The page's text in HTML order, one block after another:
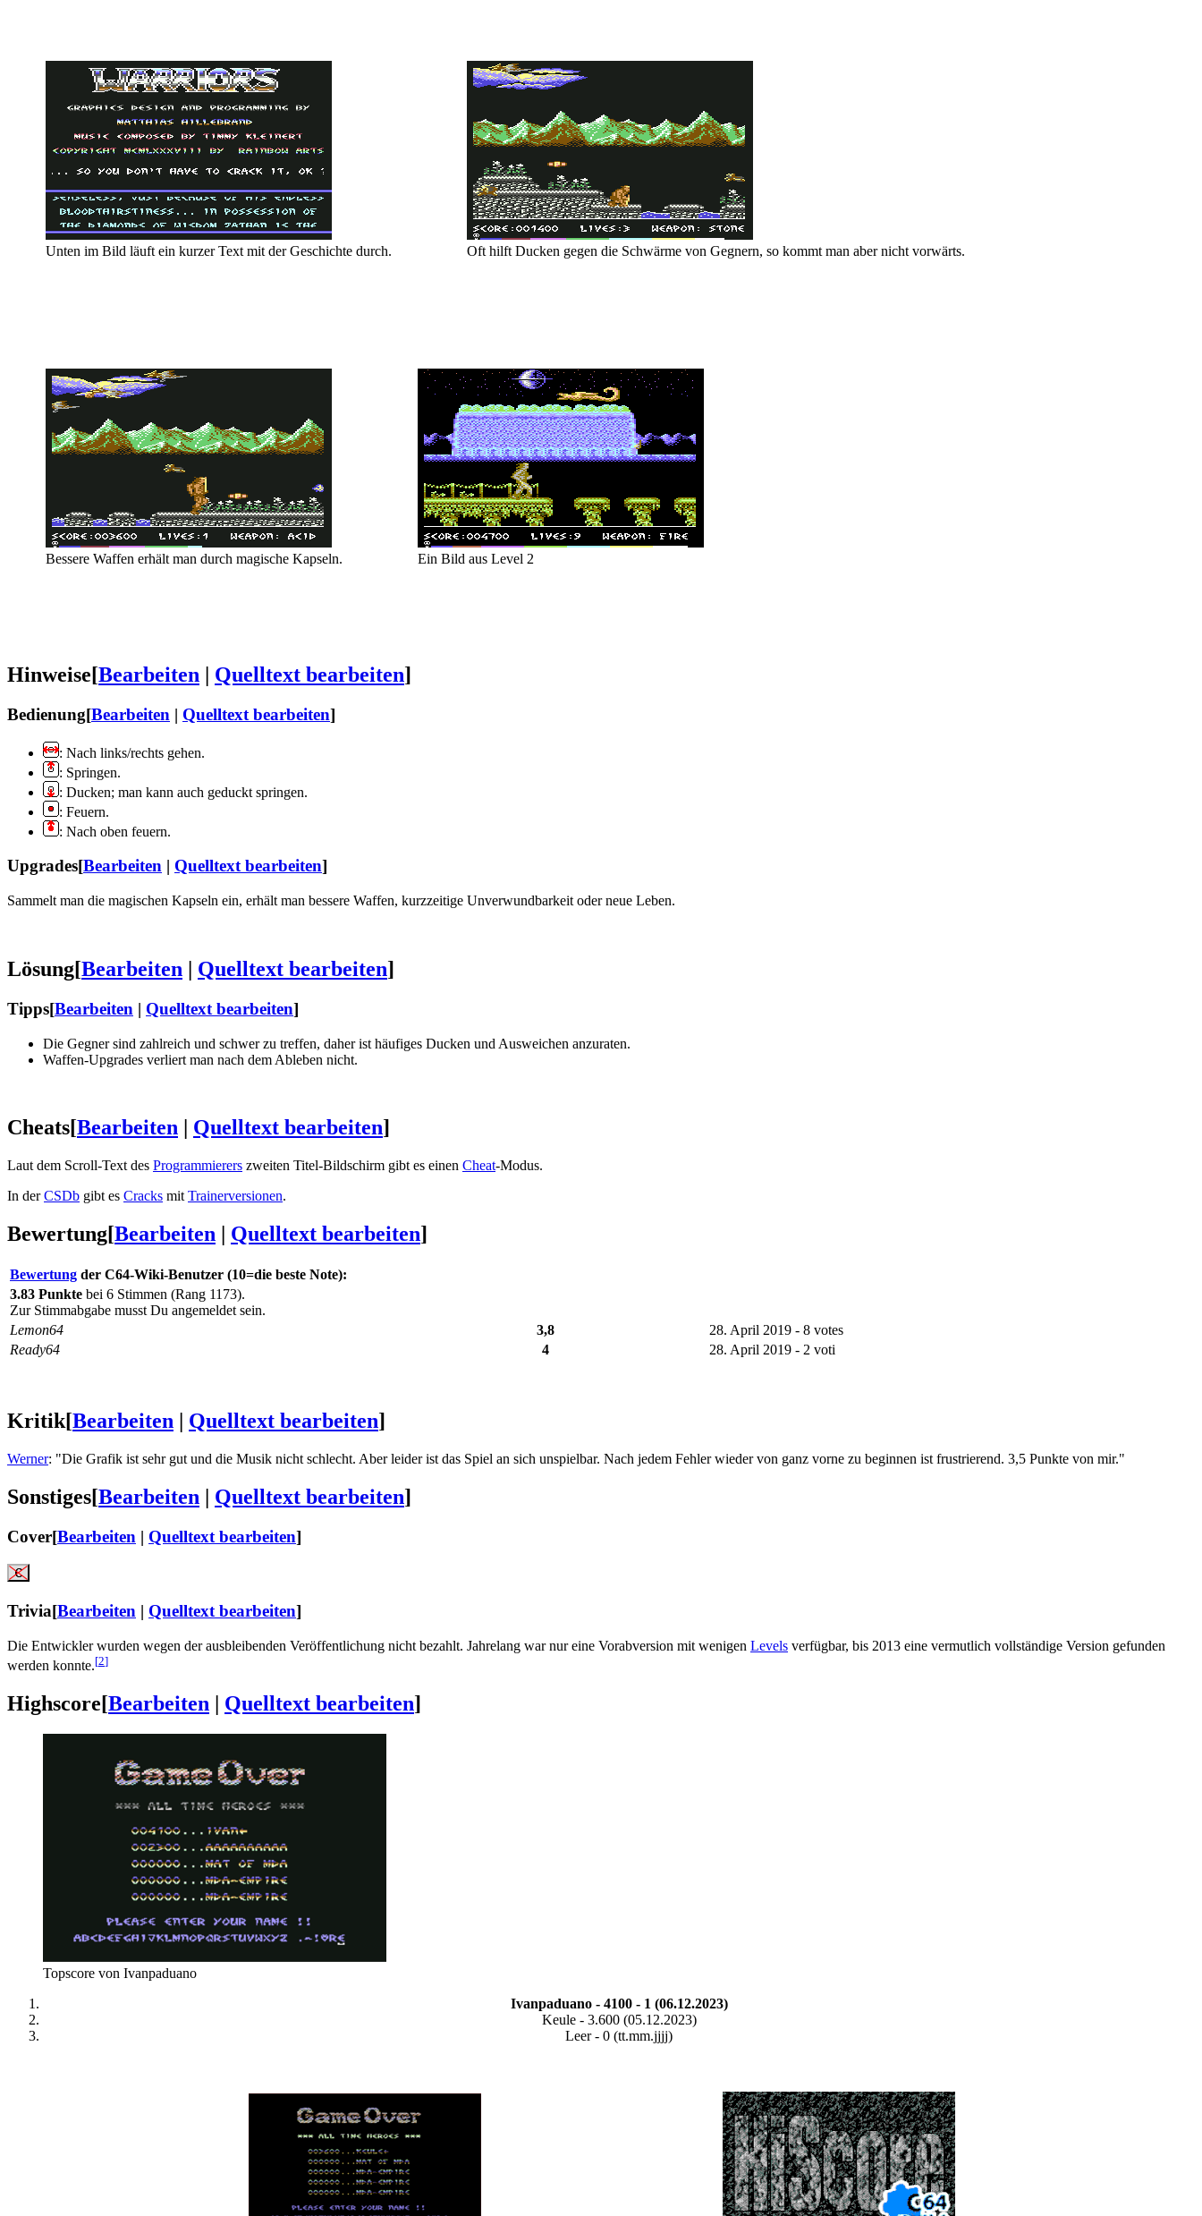
Unten im Bild läuft ein kurzer Text mit der Geschichte durch. Oft hilft Ducken gegen die Schwärme von Gegnern, so kommt man aber nicht vorwärts.
Bessere Waffen erhält man durch magische Kapseln. Ein Bild aus Level 2
Hinweise[Bearbeiten | Quelltext bearbeiten]
Bedienung[Bearbeiten | Quelltext bearbeiten]
: Nach links/rechts gehen.
: Springen.
: Ducken; man kann auch geduckt springen.
: Feuern.
: Nach oben feuern.
Upgrades[Bearbeiten | Quelltext bearbeiten]
Sammelt man die magischen Kapseln ein, erhält man bessere Waffen, kurzzeitige Unverwundbarkeit oder neue Leben.
Lösung[Bearbeiten | Quelltext bearbeiten]
Tipps[Bearbeiten | Quelltext bearbeiten]
Die Gegner sind zahlreich und schwer zu treffen, daher ist häufiges Ducken und Ausweichen anzuraten.
Waffen-Upgrades verliert man nach dem Ableben nicht.
Cheats[Bearbeiten Quelltext bearbeiten]
Laut dem Scroll-Text des Programmierers zweiten Titel-Bildschirm gibt es einen Cheat-Modus.
In derCSDb gibt es Cracks mit Trainerversionen.
Bewertung[Bearbeiten Quelltext bearbeiten]
Bewertung der C64-Wiki-Benutzer (10=die beste Note):
3.83 Punkte bei 6 Stimmen (Rang 1173).
Zur Stimmabgabe musst Du angemeldet sein.
Lemon64
3,8
28. April 2019 - 8 votes
Ready64
4 28. April 2019 - 2 voti
Kritik[Bearbeiten Quelltext bearbeiten]
Werner: "Die Grafik ist sehr gut und die Musik nicht schlecht. Aber leider ist das Spiel an sich unspielbar. Nach jedem Fehler wieder von ganz vorne zu beginnen ist frustrierend. 3,5 Punkte von mir."
Sonstiges[Bearbeiten | Quelltext bearbeiten]
Cover[Bearbeiten | Quelltext bearbeiten]
Trivia[Bearbeiten | Quelltext bearbeiten]
Die Entwickler wurden wegen der ausbleibenden Veröffentlichung nicht bezahlt. Jahrelang war nur eine Vorabversion mit wenigen Levels verfügbar, bis 2013 eine vermutlich vollständige Version gefunden
werden konnte.[2]
Highscore[Bearbeiten Quelltext bearbeiten]
Topscore von Ivanpaduano
Ivanpaduano - 4100 - 1 (06.12.2023)
Keule - 3.600 (05.12.2023)
Leer - 0 (tt.mm.jjjj)